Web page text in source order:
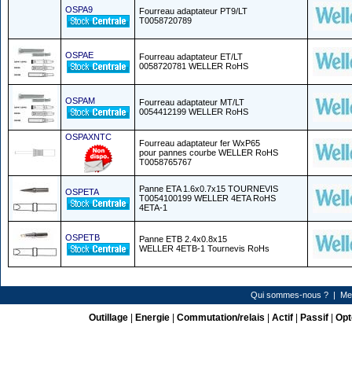
OSPA9
Fourreau adaptateur PT9/LT
T0058720789
OSPAE
Fourreau adaptateur ET/LT
0058720781 WELLER RoHS
OSPAM
Fourreau adaptateur MT/LT
0054412199 WELLER RoHS
OSPAXNTC
Fourreau adaptateur fer WxP65
pour pannes courbe WELLER RoHS
T0058765767
OSPETA
Panne ETA 1.6x0.7x15 TOURNEVIS
T0054100199 WELLER 4ETA RoHS
4ETA-1
OSPETB
Panne ETB 2.4x0.8x15
WELLER 4ETB-1 Tournevis RoHs
Qui sommes-nous ? |
Outillage| Energie| Commutation/relais Actif| Passif|